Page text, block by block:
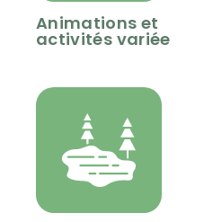
Animations et
activités variée